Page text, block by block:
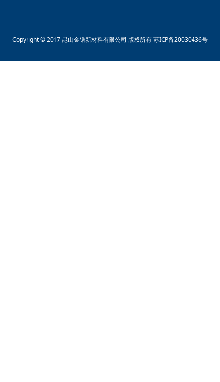
Copyright © 2017 昆山金锆新材料有限公司 版权所有苏ICP备20030436号